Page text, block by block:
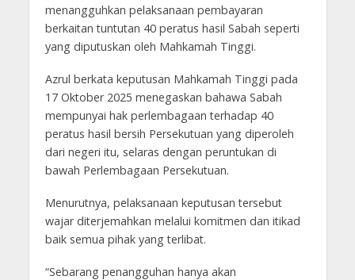
menangguhkan pelaksanaan pembayaran
berkaitan tuntutan 40 peratus hasil Sabah seperti
yang diputuskan oleh Mahkamah Tinggi.
Azrul berkata keputusan Mahkamah Tinggi pada
17 Oktober 2025 menegaskan bahawa Sabah
mempunyai hak perlembagaan terhadap 40
peratus hasil bersih Persekutuan yang diperoleh
dari negeri itu, selaras dengan peruntukan di
bawah Perlembagaan Persekutuan.
Menurutnya, pelaksanaan keputusan tersebut
wajar diterjemahkan melalui komitmen dan itikad
baik semua pihak yang terlibat.
“Sebarang penangguhan hanya akan